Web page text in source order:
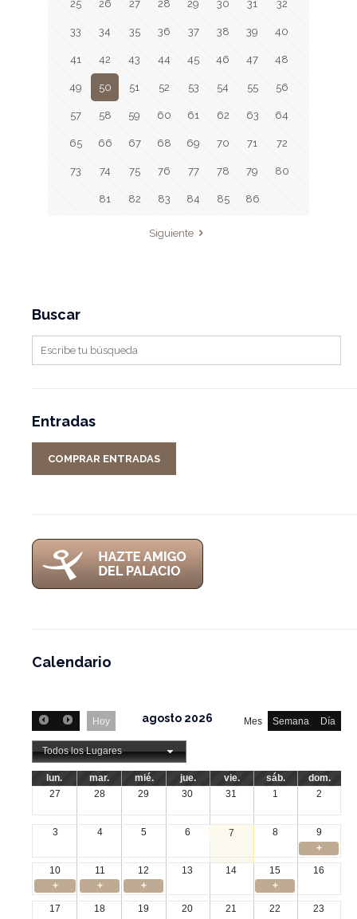
25 26 27 28 29 30 31 32
33 34 35 36 37 38 39 40
41 42 43 44 45 46 47 48
49 50 51 52 53 54 55 56
57 58 59 60 61 62 63 64
65 66 67 68 69 70 71 72
73 74 75 76 77 78 79 80
81 82 83 84 85 86
Siguiente
Buscar
Entradas
COMPRAR ENTRADAS
Calendario
Hoy Mes Semana Día
agosto 2026
Todos los Lugares
lun. mar. mié. jue. vie. sáb.
dom.
27
28 29 30 31 1 2
3 4 5 6 7 8
9
+
10
11 12 13 14 15
16
+
+ + +
17 18 19 20 21 22 23